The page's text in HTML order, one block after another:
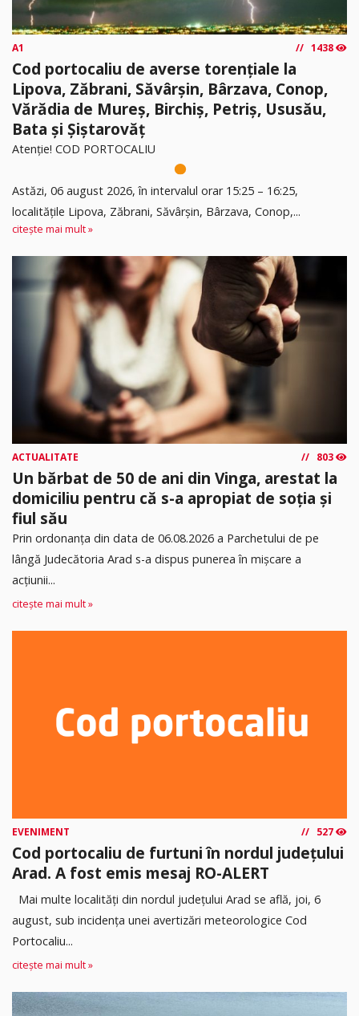
A1 1438
Cod portocaliu de averse torențiale la
Lipova, Zăbrani, Săvârșin, Bârzava, Conop,
Vărădia de Mureș, Birchiș, Petriș, Ususău,
Bata și Șiștarovăț
Atenție! COD PORTOCALIU
Astăzi, 06 august 2026, în intervalul orar 15:25 – 16:25,
localitățile Lipova, Zăbrani, Săvârșin, Bârzava, Conop,...
citește mai mult »
ACTUALITATE 803
Un bărbat de 50 de ani din Vinga, arestat la
domiciliu pentru că s-a apropiat de soția și
fiul său
Prin ordonanța din data de 06.08.2026 a Parchetului de pe
lângă Judecătoria Arad s-a dispus punerea în mişcare a
acţiunii...
citește mai mult »
EVENIMENT 527
Cod portocaliu de furtuni în nordul județului
Arad. A fost emis mesaj RO-ALERT
Mai multe localități din nordul județului Arad se află, joi, 6
august, sub incidența unei avertizări meteorologice Cod
Portocaliu...
citește mai mult »